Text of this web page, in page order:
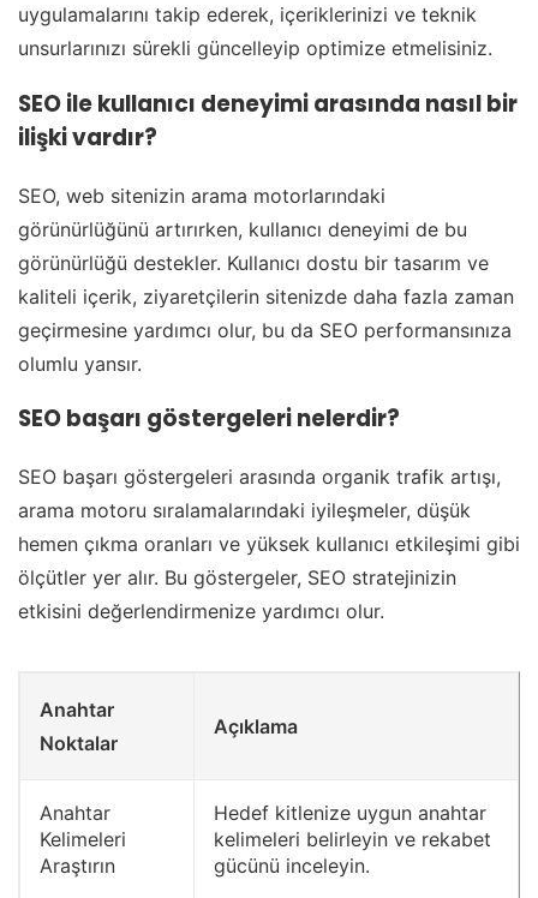
uygulamalarını takip ederek, içeriklerinizi ve teknik
unsurlarınızı sürekli güncelleyip optimize etmelisiniz.
SEO ile kullanıcı deneyimi arasında nasıl bir
ilişki vardır?
SEO, web sitenizin arama motorlarındaki
görünürlüğünü artırırken, kullanıcı deneyimi de bu
görünürlüğü destekler. Kullanıcı dostu bir tasarım ve
kaliteli içerik, ziyaretçilerin sitenizde daha fazla zaman
geçirmesine yardımcı olur, bu da SEO performansınıza
olumlu yansır.
SEO başarı göstergeleri nelerdir?
SEO başarı göstergeleri arasında organik trafik artışı,
arama motoru sıralamalarındaki iyileşmeler, düşük
hemen çıkma oranları ve yüksek kullanıcı etkileşimi gibi
ölçütler yer alır. Bu göstergeler, SEO stratejinizin
etkisini değerlendirmenize yardımcı olur.
Anahtar
Noktalar
Açıklama
Anahtar
Kelimeleri
Araştırın
Hedef kitlenize uygun anahtar
kelimeleri belirleyin ve rekabet
gücünü inceleyin.